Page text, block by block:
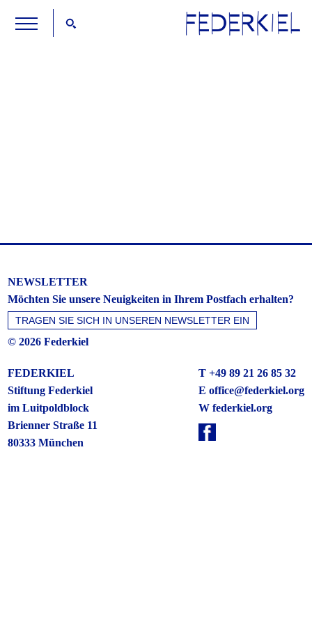
NEWSLETTER
Möchten Sie unsere Neuigkeiten in Ihrem Postfach erhalten?
© 2026 Federkiel
FEDERKIEL
Stiftung Federkiel
im Luitpoldblock
Brienner Straße 11
80333 München
T +49 89 21 26 85 32
E office@federkiel.org
W federkiel.org